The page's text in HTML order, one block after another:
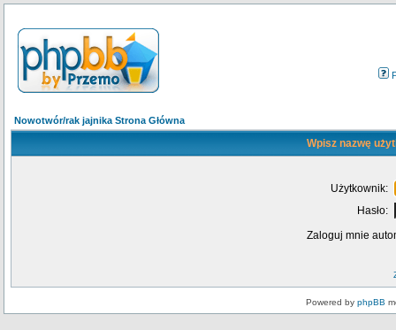
Nowotwór/rak jajnika Strona Główna
Wpisz nazwę
Użytkownik:
Hasło:
Zaloguj mnie
Powered by phpBB